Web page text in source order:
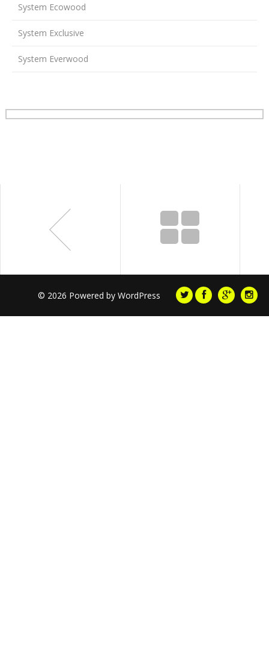
System Ecowood
System Exclusive
System Everwood
© 2026 Powered byWordPress